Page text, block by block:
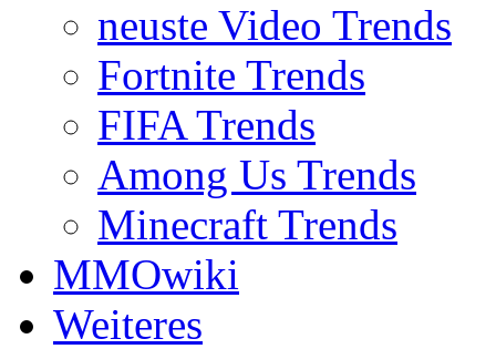
neuste Video Trends
Fortnite Trends
FIFA Trends
Among Us Trends
Minecraft Trends
MMOwiki
Weiteres